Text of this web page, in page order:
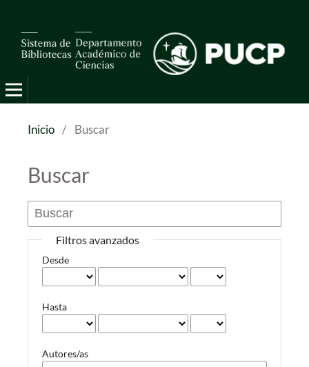
Pro Mathematica
Inicio / Buscar
Buscar
Filtros avanzados
Desde
Hasta
Autores/as